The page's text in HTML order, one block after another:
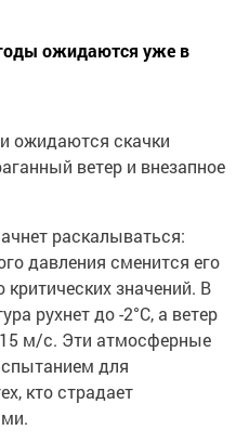
ожидаются уже в
ожидаются скачки
ветер и внезапное
раскалываться:
давления сменится его
значений. В
рухнет до -2°C, а ветер
м/с. Эти атмосферные
для
кто страдает